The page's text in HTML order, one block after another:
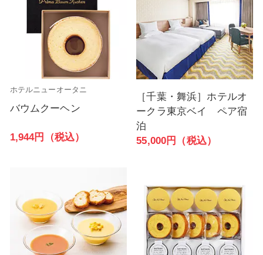
ホテルニューオータニ
バウムクーヘン
1,944円（税込）
［千葉・舞浜］ホテルオ
ークラ東京ベイ ペア宿
泊
55,000円（税込）